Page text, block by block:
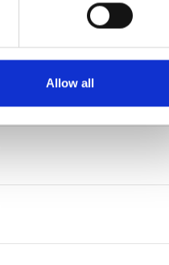
Allow all